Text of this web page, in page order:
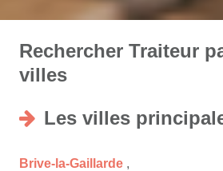
Rechercher Traiteur
villes
Les villes
Brive-la-Gaillarde ,